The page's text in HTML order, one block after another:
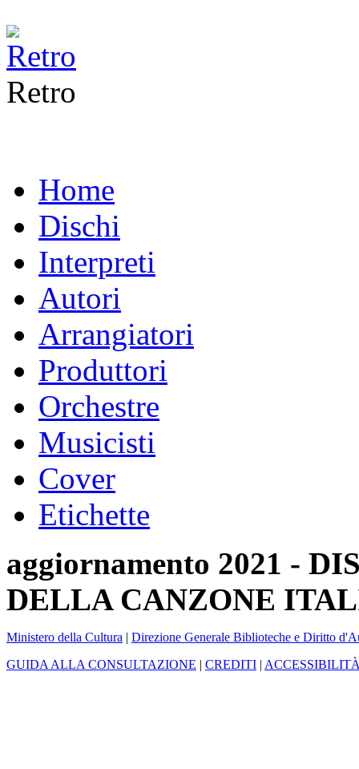
Retro
Home
Dischi
Interpreti
Autori
Arrangiatori
Produttori
Orchestre
Musicisti
Cover
Etichette
aggiornamento 2021 -
DELLA CANZONE
Ministero della Cultura | Direzione Generale Biblioteche e Diritto
GUIDA ALLA CONSULTAZIONE | CREDITI |